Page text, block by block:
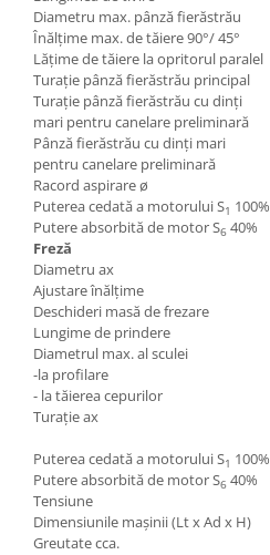
Diametru max. pânză fierăstrău
Înălţime max. de tăiere 90°/ 45°
Lăţime de tăiere la opritorul paralel
Turaţie pânză fierăstrău principal
Turaţie pânză fierăstrău cu dinţi
mari pentru canelare preliminară
Pânză fierăstrău cu dinţi mari
pentru canelare preliminară
Racord aspirare ø
Puterea cedată a motorului S1 100%
Putere absorbită de motor S6 40%
Freză
Diametru ax
Ajustare înălţime
Deschideri masă de frezare
Lungime de prindere
Diametrul max. al sculei
-la profilare
- la tăierea cepurilor
Turaţie ax
Puterea cedată a motorului S1 100%
Putere absorbită de motor S6 40%
Tensiune
Dimensiunile maşinii (Lt x Ad x H)
Greutate cca.